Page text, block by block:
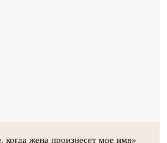
жена произнесет мое имя»